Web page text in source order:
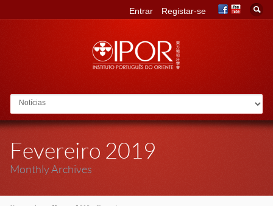
Go to:
Entrar Registar-se
Fevereiro 2019
Monthly Archives